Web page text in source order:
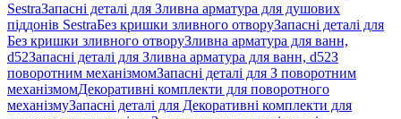
SestraЗапасні деталі для Зливна арматура для душових
піддонів SestraБез кришки зливного отворуЗапасні деталі для
Без кришки зливного отворуЗливна арматура для ванн,
d52Запасні деталі для Зливна арматура для ванн, d52З
поворотним механізмомЗапасні деталі для З поворотним
механізмомДекоративні комплекти для поворотного
механізмуЗапасні деталі для Декоративні комплекти для